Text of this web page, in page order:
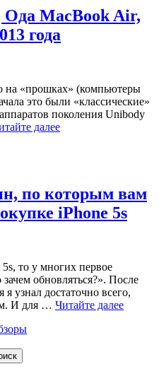
Ода MacBook Air,
года
на «прошках» (компьютеры
это были «классические»
поколения Unibody
далее
по которым вам
iPhone 5s
то у многих первое
обновляться?». После
узнал достаточно всего,
И для … Читайте далее